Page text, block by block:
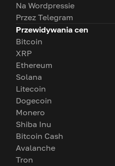
Na Wordpressie
Przez Telegram
Przewidywania cen
Bitcoin
XRP
Ethereum
Solana
Litecoin
Dogecoin
Monero
Shiba Inu
Bitcoin Cash
Avalanche
Tron